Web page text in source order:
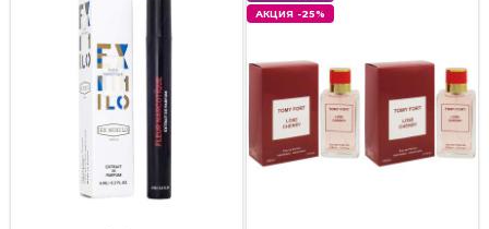
АКЦИЯ -25%